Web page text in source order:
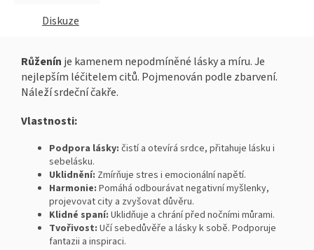
Diskuze
Růženínje kamenem nepodmíněné lásky a míru. Je
nejlepším léčitelem citů. Pojmenován podle zbarvení.
Náleží srdeční čakře.
Vlastnosti:
Podpora lásky: čistí a otevírá srdce, přitahuje lásku i
sebelásku.
Uklidnění: Zmírňuje stres i emocionální napětí.
Harmonie: Pomáhá odbourávat negativní myšlenky,
projevovat city a zvyšovat důvěru.
Klidné spaní: Uklidňuje a chrání před nočními můrami.
Tvořivost: Učí sebedůvěře a lásky k sobě. Podporuje
fantazii a inspiraci.